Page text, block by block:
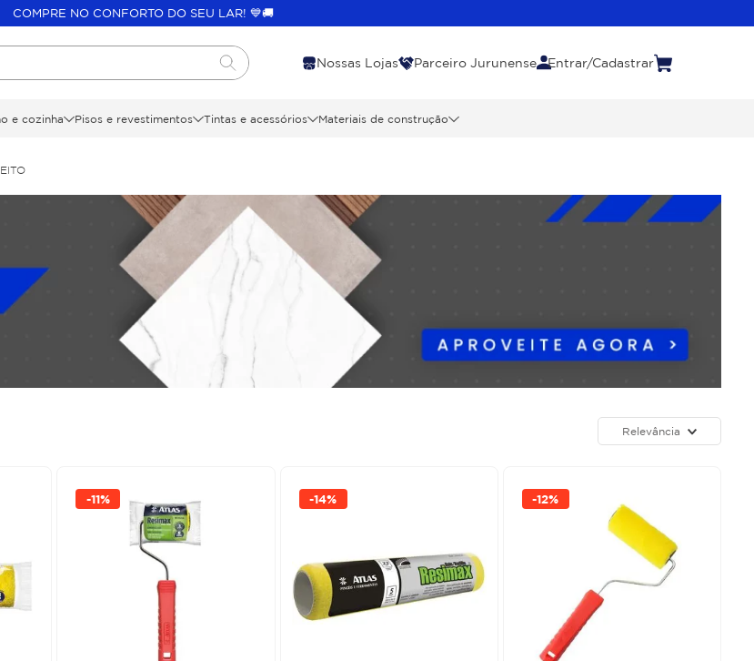
COMPRE NO CONFORTO DO SEU LAR! 💙🚚
Nossas Lojas Parceiro Jurunense Entrar/Cadastrar
e cozinha Pisos e revestimentos Tintas e acessórios Materiais de construção
Relevância
-11% -14% -12%